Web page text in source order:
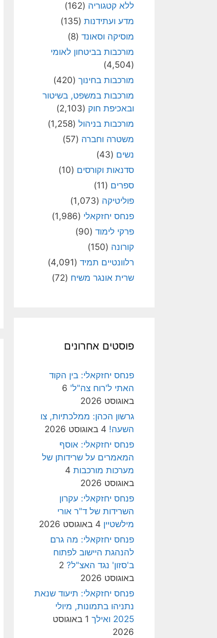
ללא קטגוריה (162)
מדע ועתידנות (135)
מוסיקה וסאונד (8)
מורכבות בביטחון לאומי
(4,504)
מורכבות בחינוך (420)
מורכבות במשפט, בשיטור
ובאכיפת חוק (2,103)
מורכבות בניהול (1,258)
משטרה וחברה (57)
נשים (43)
סדנאות וקורסים (10)
ספרים (11)
פוליטיקה (1,073)
פנחס יחזקאלי (1,986)
פרקי לימוד (90)
קורונה (150)
רלוונטיים תמיד (4,091)
שרית אונגר משיח (72)
פוסטים אחרונים
פנחס יחזקאלי: בין הקוד
האתי ל'רוח צה"ל' 6
באוגוסט 2026
גרשון הכהן: ממלכתיות, צו
השעה! 4 באוגוסט 2026
פנחס יחזקאלי: אוסף
המאמרים על שרידותן של
מערכות מורכבות 4
באוגוסט 2026
פנחס יחזקאלי: עקרון
השרידות של ד"ר אורי
מילשטיין 4 באוגוסט 2026
פנחס יחזקאלי: מה גרם
להנהגת היישוב לפתוח
ב'סזון' נגד האצ"ל? 2
באוגוסט 2026
פנחס יחזקאלי: תיעוד שנאת
נתניהו בתמונות, מיולי
2025 ואילך
1 באוגוסט
2026